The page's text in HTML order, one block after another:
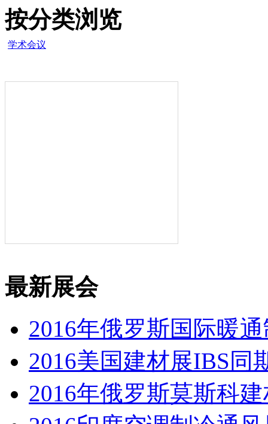
按分类浏览
学术会议
最新展会
2016年俄罗斯国际暖
2016美国建材展IBS同
2016年俄罗斯莫斯科